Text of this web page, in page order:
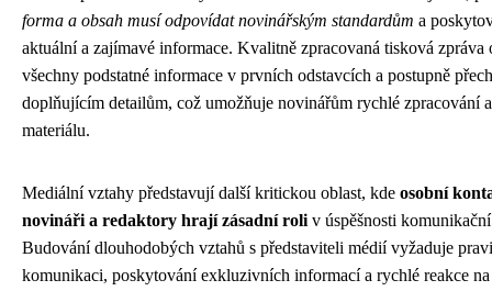
forma a obsah musí odpovídat novinářským standardům a
aktuální a zajímavé informace. Kvalitně zpracovaná tisková zpráva
všechny podstatné informace v prvních odstavcích a postupně
doplňujícím detailům, což umožňuje novinářům rychlé zpracování
materiálu.
Mediální vztahy představují další kritickou oblast, kde osobní
novináři a redaktory hrají zásadní roli v úspěšnosti
Budování dlouhodobých vztahů s představiteli médií vyžaduje
komunikaci, poskytování exkluzivních informací a rychlé reakce